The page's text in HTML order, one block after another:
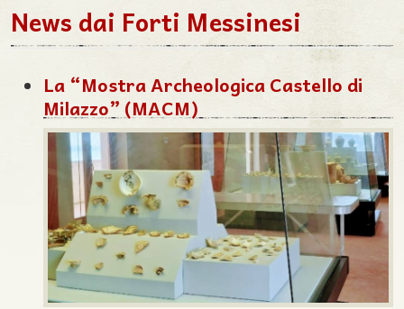
News dai Forti Messinesi
La “Mostra Archeologica Castello di
Milazzo” (MACM)